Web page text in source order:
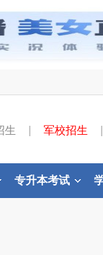
生 军校招生
专升本考试